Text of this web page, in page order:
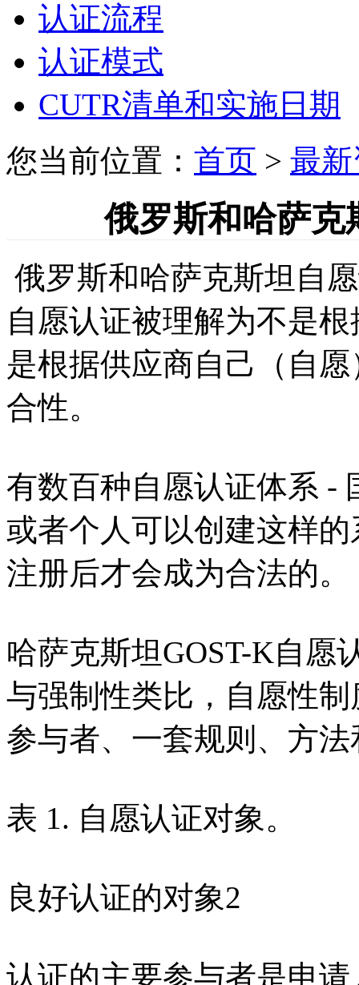
认证流程
认证模式
CUTR清单和实施日期
您当前位置： 首页 > 最
俄罗斯和哈萨克
俄罗斯和哈萨克斯坦自
自愿认证被理解为不是
是根据供应商自己（自
合性。
有数百种自愿认证体系 -
或者个人可以创建这样
注册后才会成为合法的。
哈萨克斯坦GOST-K自愿
与强制性类比，自愿性
参与者、一套规则、方
表 1. 自愿认证对象。
良好认证的对象2
认证的主要参与者是申